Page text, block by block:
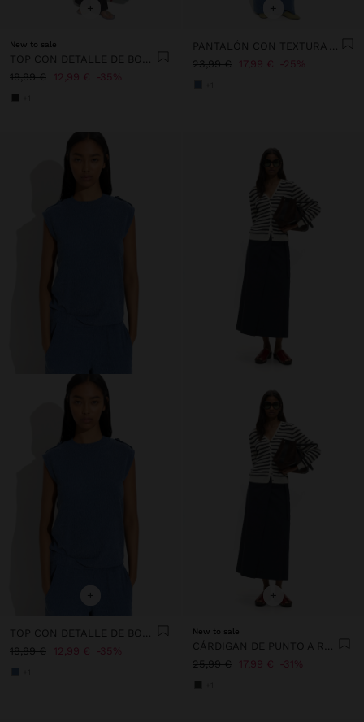
+
New to sale
19,99 €
12,99 € 35%
+
23,99 €
17,99 € 25%
+
TOP CON DETALLE DE BOTONES
19,99 €
12,99 € 35%
+
New to sale
CÁRDIGAN DE PUNTO A RAYAS
25,99 €
17,99 € 31%